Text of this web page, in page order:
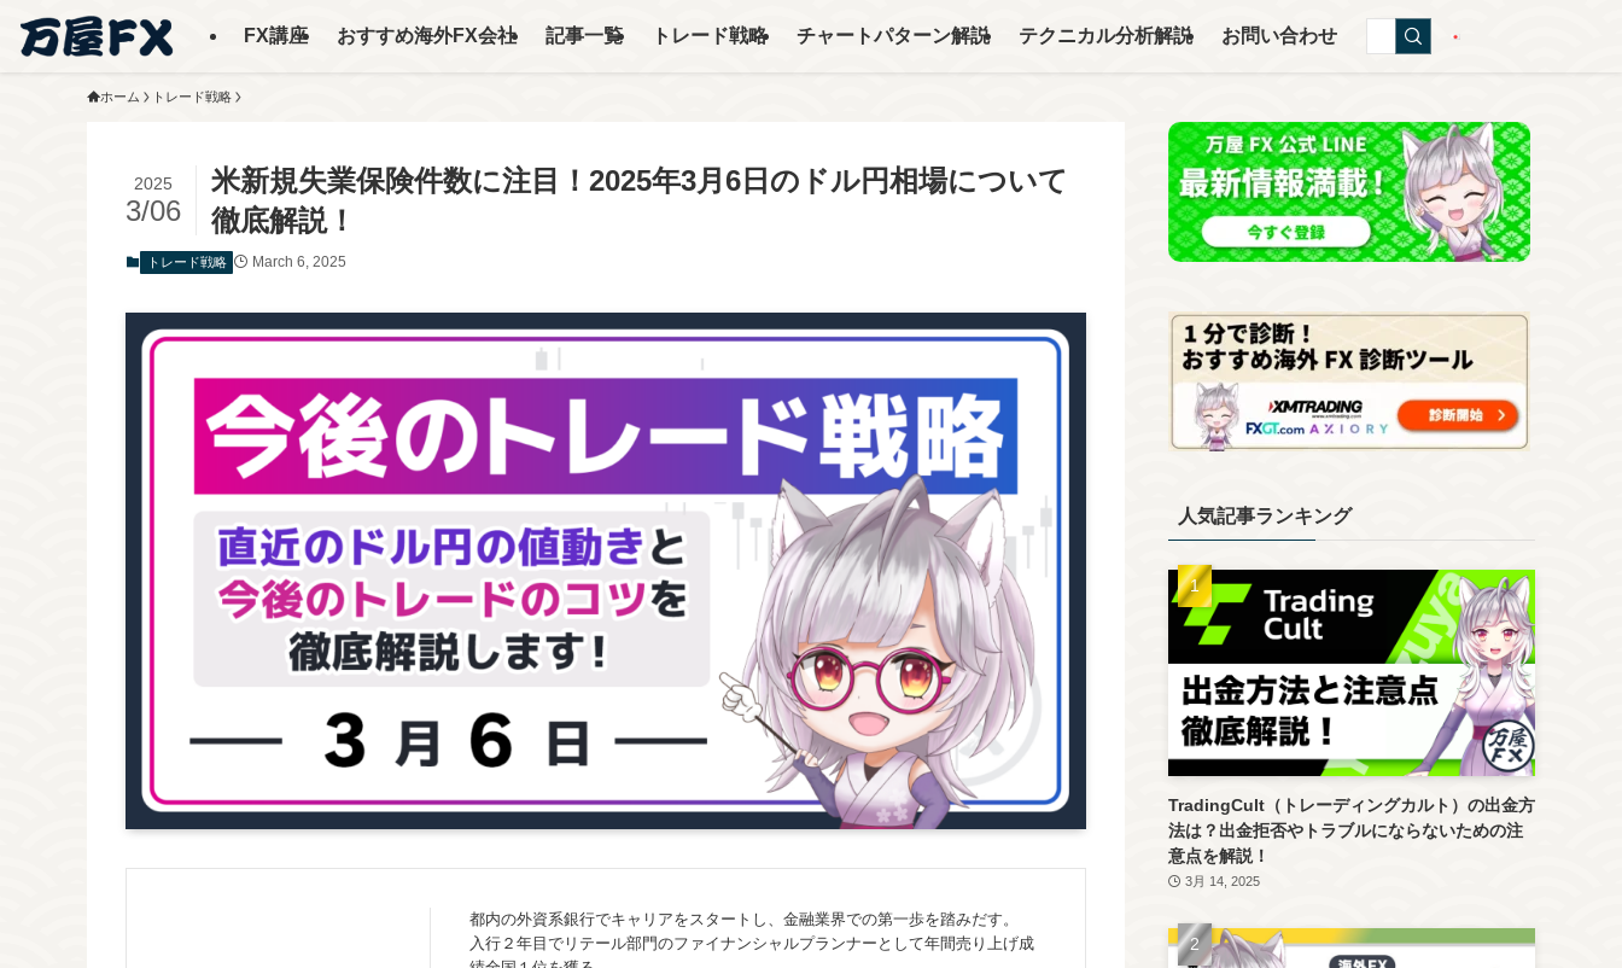
FX講座 おすすめ海外FX会社 記事一覧 トレード戦略 チャートパターン解説 テクニカル分析解説 お問い合わせ
ホーム トレード戦略
米新規失業保険件数に注目！2025年3月6日のドル円相場について
徹底解説！
2025
3/06
トレード戦略 March 6, 2025
都内の外資系銀行でキャリアをスタートし、金融業界での第一歩を踏みだす。
入行２年目でリテール部門のファイナンシャルプランナーとして年間売り上げ成
人気記事ランキング
TradingCult（トレーディングカルト）の出金方
法は？出金拒否やトラブルにならないための注
意点を解説！
3月 14, 2025